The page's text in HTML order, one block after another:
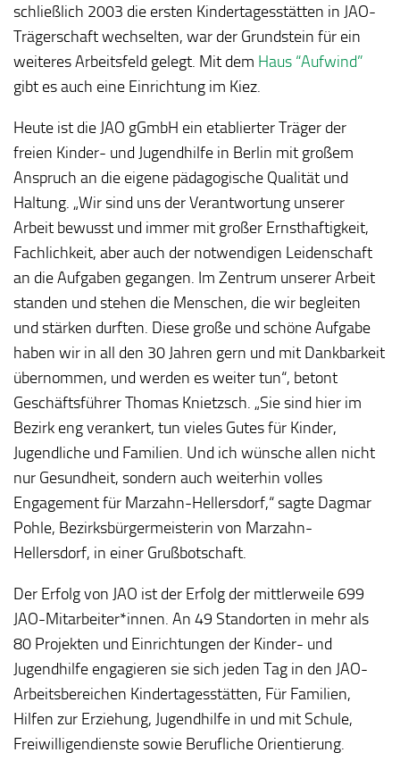
schließlich 2003 die ersten Kindertagesstätten in JAO-
Trägerschaft wechselten, war der Grundstein für ein
weiteres Arbeitsfeld gelegt. Mit dem Haus “Aufwind”
gibt es auch eine Einrichtung im Kiez.
Heute ist die JAO gGmbH ein etablierter Träger der
freien Kinder- und Jugendhilfe in Berlin mit großem
Anspruch an die eigene pädagogische Qualität und
Haltung. „Wir sind uns der Verantwortung unserer
Arbeit bewusst und immer mit großer Ernsthaftigkeit,
Fachlichkeit, aber auch der notwendigen Leidenschaft
an die Aufgaben gegangen. Im Zentrum unserer Arbeit
standen und stehen die Menschen, die wir begleiten
und stärken durften. Diese große und schöne Aufgabe
haben wir in all den 30 Jahren gern und mit Dankbarkeit
übernommen, und werden es weiter tun“, betont
Geschäftsführer Thomas Knietzsch. „Sie sind hier im
Bezirk eng verankert, tun vieles Gutes für Kinder,
Jugendliche und Familien. Und ich wünsche allen nicht
nur Gesundheit, sondern auch weiterhin volles
Engagement für Marzahn-Hellersdorf,“ sagte Dagmar
Pohle, Bezirksbürgermeisterin von Marzahn-
Hellersdorf, in einer Grußbotschaft.
Der Erfolg von JAO ist der Erfolg der mittlerweile 699
JAO-Mitarbeiter*innen. An 49 Standorten in mehr als
80 Projekten und Einrichtungen der Kinder- und
Jugendhilfe engagieren sie sich jeden Tag in den JAO-
Arbeitsbereichen Kindertagesstätten, Für Familien,
Hilfen zur Erziehung, Jugendhilfe in und mit Schule,
Freiwilligendienste sowie Berufliche Orientierung.